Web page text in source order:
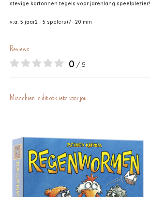
stevige kartonnen tegels voor jarenlang speelplezier!
v.a. 5 jaar2 - 5 spelers+/- 20 min
Reviews
0 / 5
Misschien is dit ook iets voor jou